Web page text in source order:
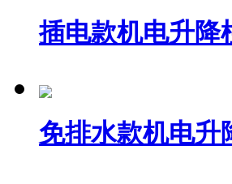
插电款机电升降
免排水款机电升